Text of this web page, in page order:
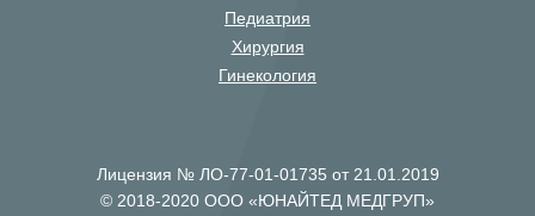
Педиатрия
Хирургия
Гинекология
Лицензия № ЛО-77-01-01735 от 21.01.2019
© 2018-2020 ООО «ЮНАЙТЕД МЕДГРУП»